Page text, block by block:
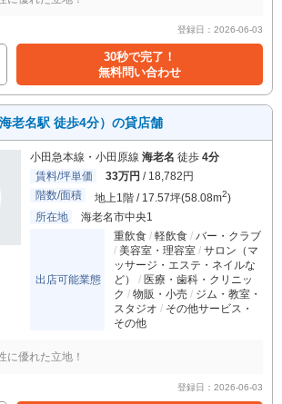
登録日：2026-06-03
30秒で完了！
無料問い合わせ
老名駅 徒歩4分）の貸店舗
小田急本線・小田原線 海老名 徒歩 4分
賃料/坪単価
33万円 / 18,782円
階数/面積
地上1階 / 17.57坪(58.08m2)
所在地
海老名市中央1
出店可能業態
重飲食 軽飲食
バー・クラブ
美容室・理容室
サロン（マ
ッサージ・エステ・ネイルな
ど）
医療・歯科・クリニッ
ク
物販・小売
ジム・教室・
スタジオ
その他サービス・
その他
に優れた立地！
登録日：2026-06-03